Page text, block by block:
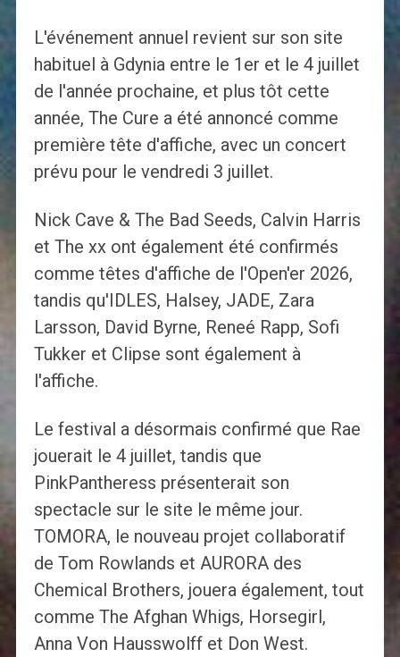
L'événement annuel revient sur son site
habituel à Gdynia entre le 1er et le 4 juillet
de l'année prochaine, et plus tôt cette
année, The Cure a été annoncé comme
première tête d'affiche, avec un concert
prévu pour le vendredi 3 juillet.
Nick Cave & The Bad Seeds, Calvin Harris
et The xx ont également été confirmés
comme têtes d'affiche de l'Open'er 2026,
tandis qu'IDLES, Halsey, JADE, Zara
Larsson, David Byrne, Reneé Rapp, Sofi
Tukker et Clipse sont également à
l'affiche.
Le festival a désormais confirmé que Rae
jouerait le 4 juillet, tandis que
PinkPantheress présenterait son
spectacle sur le site le même jour.
TOMORA, le nouveau projet collaboratif
de Tom Rowlands et AURORA des
Chemical Brothers, jouera également, tout
comme The Afghan Whigs, Horsegirl,
Anna Von Hausswolff et Don West.